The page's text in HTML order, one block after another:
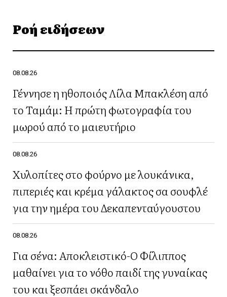
Ροή ειδήσεων
08.08.26
Γέννησε η ηθοποιός Λίλα Μπακλέση από
το Ταμάμ: Η πρώτη φωτογραφία του
μωρού από το μαιευτήριο
08.08.26
Χυλοπίτες στο φούρνο με λουκάνικα,
πιπεριές και κρέμα γάλακτος σα σουφλέ
για την ημέρα του Δεκαπενταύγουστου
08.08.26
Για σένα: Αποκλειστικό-Ο Φίλιππος
μαθαίνει για το νόθο παιδί της γυναίκας
του και ξεσπάει σκάνδαλο